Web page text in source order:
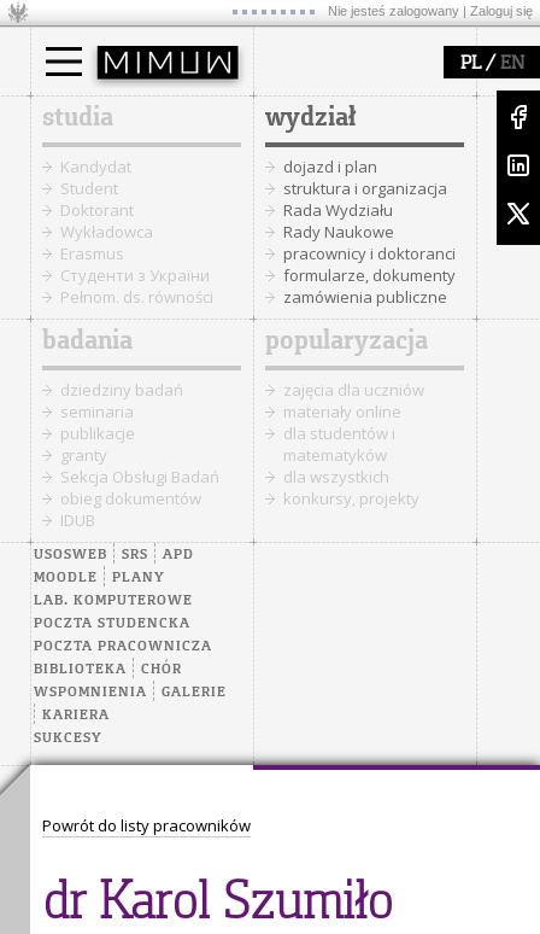
Nie jesteś zalogowany | Zaloguj się
PL/ EN
studia
Kandydat
Student
Doktorant
Wykładowca
Erasmus
Cтуденти з України
Pełnom. ds. równości
wydział
dojazd i plan
struktura i organizacja
Rada Wydziału
Rady Naukowe
pracownicy i doktoranci
formularze, dokumenty
zamówienia publiczne
badania
dziedziny badań
seminaria
publikacje
granty
Sekcja Obsługi Badań
obieg dokumentów
IDUB
popularyzacja
zajęcia dla uczniów
materiały online
dla studentów i
matematyków
dla wszystkich
konkursy, projekty
USOSWEB SRS
APD
MOODLE
PLANY
LAB. KOMPUTEROWE
POCZTA STUDENCKA
POCZTA PRACOWNICZA
BIBLIOTEKA
CHÓR
WSPOMNIENIA
GALERIE
KARIERA
SUKCESY
Powrót do listy pracowników
dr Karol Szumiło